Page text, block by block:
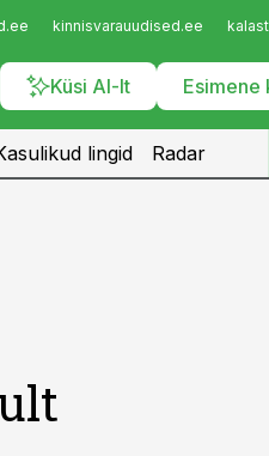
kinnisvarauudised.ee
Küsi AI-lt Esimene
lingid Radar